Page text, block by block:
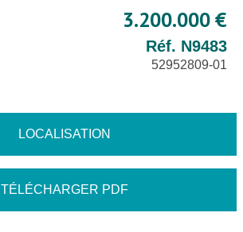
3.200.000 €
Réf. N9483
52952809-01
LOCALISATION
TÉLÉCHARGER PDF